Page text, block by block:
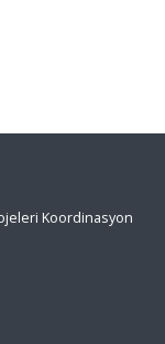
Koordinasyon